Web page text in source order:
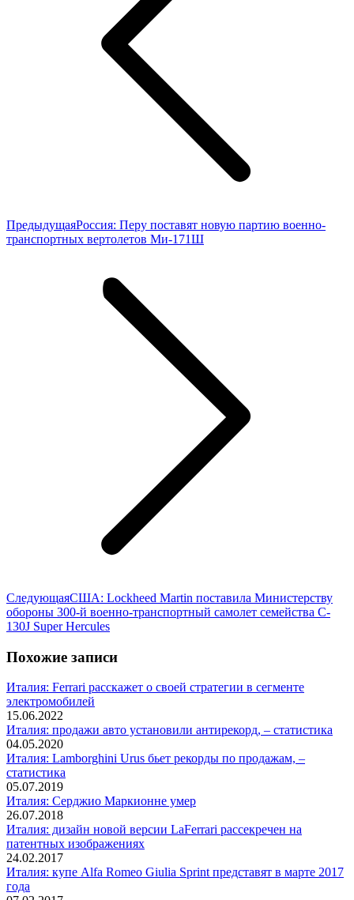
ПредыдущаяПредыдущая
запись:
Россия: Перу поставят новую партию военно-
транспортных вертолетов Ми-171Ш
СледующаяСледующая
запись:
США: Lockheed Martin поставила Министерству
обороны 300-й военно-транспортный самолет семейства C-
130J Super Hercules
Похожие записи
Италия: Ferrari расскажет о своей стратегии в сегменте
электромобилей
15.06.2022
Италия: продажи авто установили антирекорд, – статистика
04.05.2020
Италия: Lamborghini Urus бьет рекорды по продажам, –
статистика
05.07.2019
Италия: Серджио Маркионне умер
26.07.2018
Италия: дизайн новой версии LaFerrari рассекречен на
патентных изображениях
24.02.2017
Италия: купе Alfa Romeo Giulia Sprint представят в марте 2017
года